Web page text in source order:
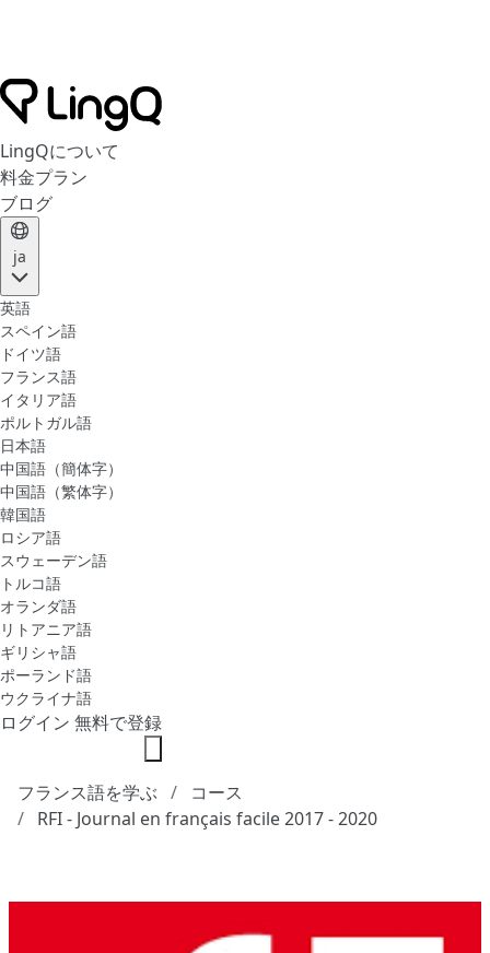
LingQについて
料金プラン
ブログ
ja
英語
スペイン語
ドイツ語
フランス語
イタリア語
ポルトガル語
日本語
中国語（簡体字）
中国語（繁体字）
韓国語
ロシア語
スウェーデン語
トルコ語
オランダ語
リトアニア語
ギリシャ語
ポーランド語
ウクライナ語
ログイン 無料で登録
フランス語を学ぶ
コース
RFI - Journal en français facile 2017 - 2020